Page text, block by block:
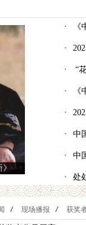
· 《
·
· “花
·
· 2023
· 中
· 中
· 处
/ 现场播报 / 获奖